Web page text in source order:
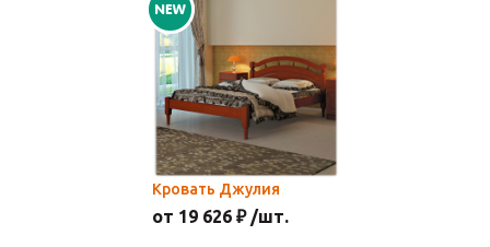
Кровать Джулия
от 19 626 ₽ /шт.